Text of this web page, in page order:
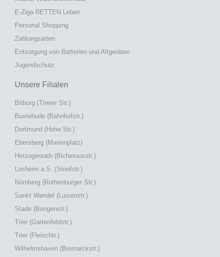
E-Ziga RETTEN Leben
Personal Shopping
Zahlungsarten
Entsorgung von Batterien und Altgeräten
Jugendschutz
Unsere Filialen
Bitburg (Trierer Str.)
Buxtehude (Bahnhofstr.)
Dortmund (Hohe Str.)
Ebersberg (Marienplatz)
Herzogenrath (Bicherouxstr.)
Losheim a.S. (Streifstr.)
Nürnberg (Rothenburger Str.)
Sankt Wendel (Luisenstr.)
Stade (Bungenstr.)
Trier (Gartenfeldstr.)
Trier (Fleischtr.)
Wilhelmshaven (Bismarckstr.)